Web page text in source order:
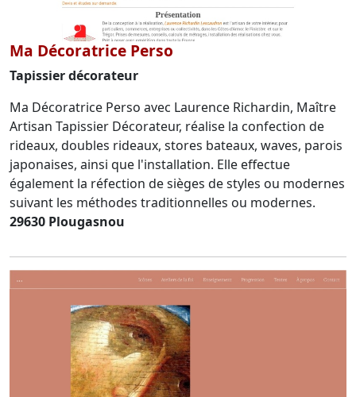
Ma Décoratrice Perso
Tapissier décorateur
Ma Décoratrice Perso avec Laurence Richardin, Maître
Artisan Tapissier Décorateur, réalise la confection de
rideaux, doubles rideaux, stores bateaux, waves, parois
japonaises, ainsi que l'installation. Elle effectue
également la réfection de sièges de styles ou modernes
suivant les méthodes traditionnelles ou modernes.
29630 Plougasnou